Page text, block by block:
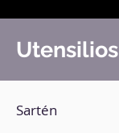
Utensilios
Sartén